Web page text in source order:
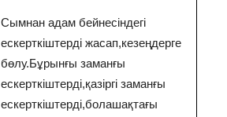
Сымнан адам бейнесіндегі
ескерткіштерді жасап,кезеңдерге
бөлу.Бұрынғы заманғы
ескерткіштерді,қазіргі заманғы
ескерткіштерді,болашақтағы